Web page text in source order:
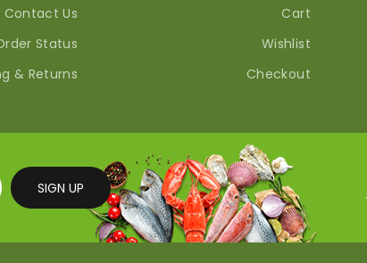
Cart
Wishlist
Checkout
Contact Us
Status
& Returns
SIGN UP